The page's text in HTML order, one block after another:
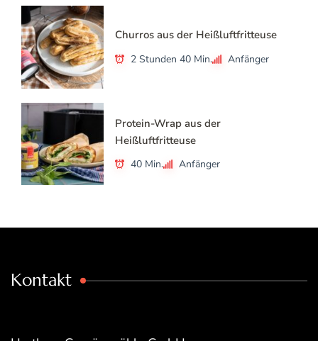
Churros aus der Heißluftfritteuse
2 Stunden 40 Min. Anfänger
Protein-Wrap aus der
Heißluftfritteuse
40 Min. Anfänger
Kontakt